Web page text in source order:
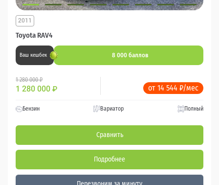
Toyota RAV4
2011
Ваш кешбек 8 000 баллов
1 280 000 ₽
1 280 000 ₽ от 14 544 ₽/мес
Бензин Вариатор Полный
Сравнить
Подробнее